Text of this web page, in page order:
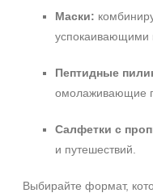
Маски:
успокаивающими
Пептидные
омолаживающие
Салфетки с
и путешествий.
Выбирайте формат,